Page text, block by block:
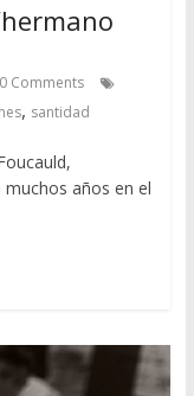
0 Comments
, santidad
años en el